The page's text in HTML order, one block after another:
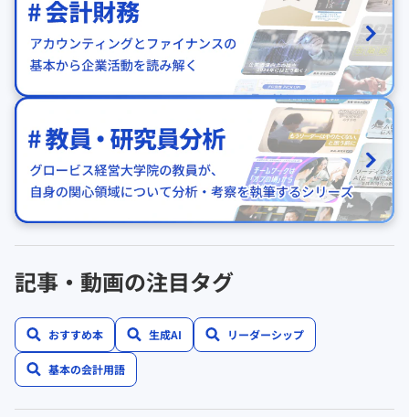
記事・動画の注目タグ
おすすめ本 生成AI リーダーシップ
基本の会計用語